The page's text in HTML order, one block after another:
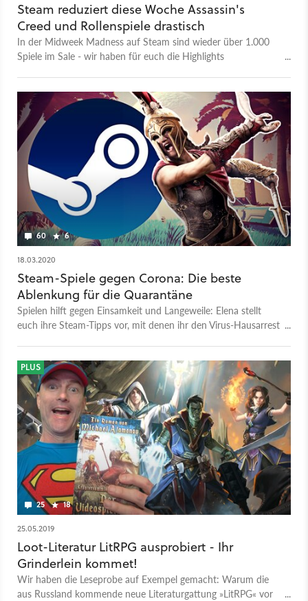
Steam reduziert diese Woche Assassin's
Creed und Rollenspiele drastisch
In der Midweek Madness auf Steam sind wieder über 1.000
Spiele im Sale - wir haben für euch die Highlights
60 6
18.03.2020
Steam-Spiele gegen Corona: Die beste
Ablenkung für die Quarantäne
Spielen hilft gegen Einsamkeit und Langeweile: Elena stellt
euch ihre Steam-Tipps vor, mit denen ihr den Virus-Hausarrest
25 18
PLUS
25.05.2019
Loot-Literatur LitRPG ausprobiert - Ihr
Grinderlein kommet!
Wir haben die Leseprobe auf Exempel gemacht: Warum die
aus Russland kommende neue Literaturgattung »LitRPG« vor